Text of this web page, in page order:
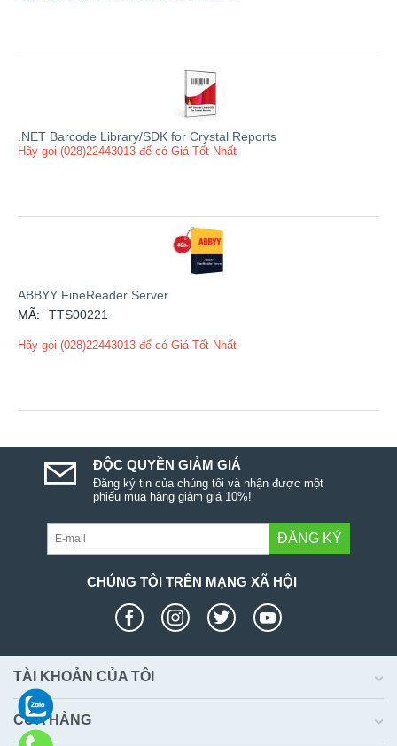
.NET Barcode Library/SDK for Crystal Reports
Hãy gọi (028)22443013 để có Giá Tốt Nhất
ABBYY FineReader Server
MÃ:
TTS00221
Hãy gọi (028)22443013 để có Giá Tốt Nhất
ĐỘC QUYỀN GIẢM GIÁ
Đăng ký tin của chúng tôi và nhận được một
phiếu mua hàng giảm giá 10%!
ĐĂNG KÝ
CHÚNG TÔI TRÊN MẠNG XÃ HỘI
TÀI KHOẢN CỦA TÔI
CỬA HÀNG